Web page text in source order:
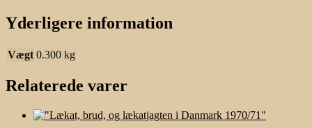
Yderligere information
Vægt 0.300 kg
Relaterede varer